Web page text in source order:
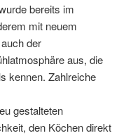
bereits im
mit neuem
der
aus, die
kennen. Zahlreiche
gestalteten
den Köchen direkt